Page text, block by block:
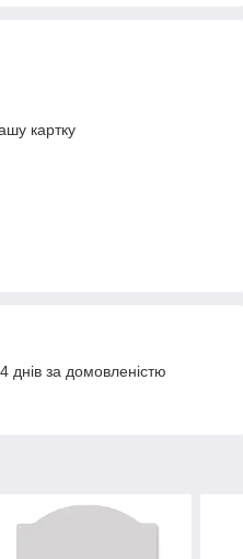
картку
днів за домовленістю